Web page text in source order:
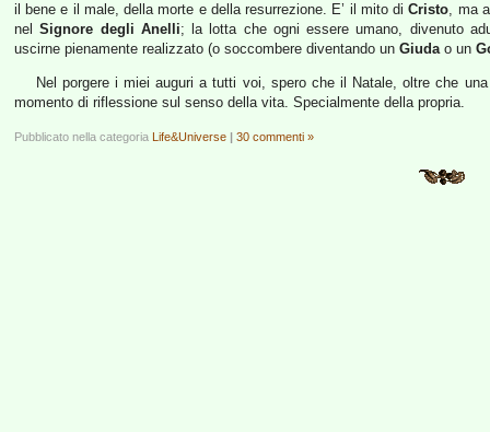
il bene e il male, della morte e della resurrezione. E’ il mito diCristo, ma
nelSignore degli Anelli; la lotta che ogni essere umano, divenuto
uscirne pienamente realizzato (o soccombere diventando un Giudao un
Nel porgere i miei auguri a tutti voi, spero che il Natale, oltre che
momento di riflessione sul senso della vita. Specialmente della propria.
Pubblicato nella categoria Life&Universe | 30 commenti »